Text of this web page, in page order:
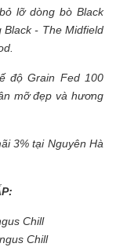
lỡ dòng bò Black
- The Midfield
độ Grain Fed 100
mỡ đẹp và hương
3% tại Nguyên Hà
Chill
Chill